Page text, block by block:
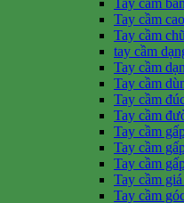
Tay cầm
Tay cầm
tay cầm
Tay cầm
Tay cầm
Tay cầm
Tay cầm
Tay cầm
Tay cầm
Tay cầm
Tay cầm
Tay cầm